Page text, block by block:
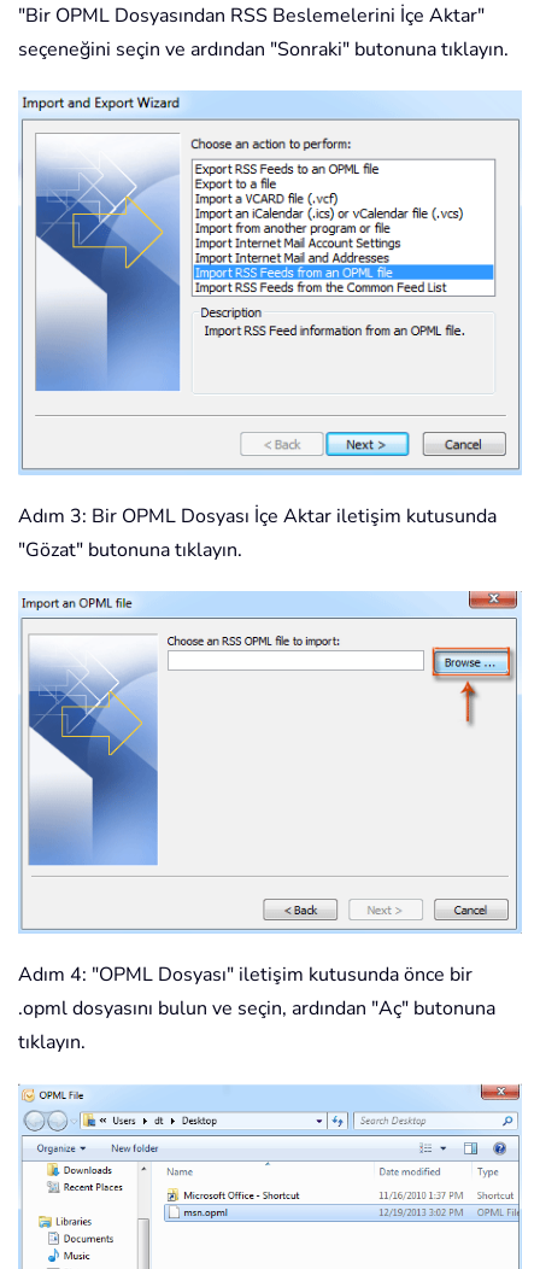
"Bir OPML Dosyasından RSS Beslemelerini İçe Aktar"
seçeneğini seçin ve ardından "Sonraki" butonuna tıklayın.
Adım 3: Bir OPML Dosyası İçe Aktar iletişim kutusunda
"Gözat" butonuna tıklayın.
Adım 4: "OPML Dosyası" iletişim kutusunda önce bir
.opml dosyasını bulun ve seçin, ardından "Aç" butonuna
tıklayın.